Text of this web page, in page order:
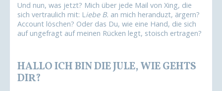
Und nun, was jetzt? Mich über jede Mail von Xing, die
sich vertraulich mit: Liebe B. an mich heranduzt, ärgern?
Account löschen? Oder das Du, wie eine Hand, die sich
auf ungefragt auf meinen Rücken legt, stoisch ertragen?
HALLO ICH BIN DIE JULE, WIE GEHTS
DIR?